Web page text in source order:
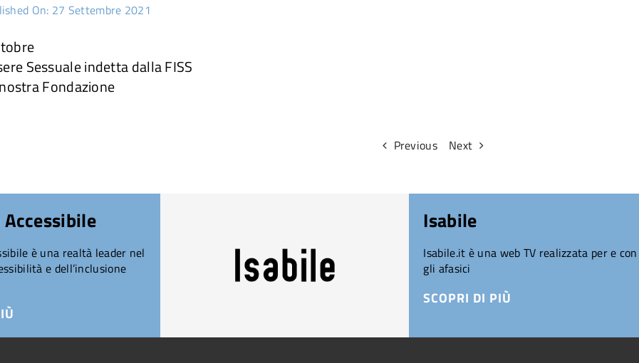
On: 27 Settembre 2021
Sessuale indetta dalla FISS
Fondazione
Previous Next
è una realtà leader nel
e dell’inclusione
Isabile
Isabile.it è una web TV realizzata per e con
gli afasici
SCOPRI DI PIÙ